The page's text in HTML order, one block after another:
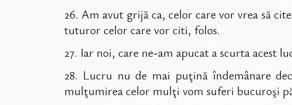
26. Am avut grijă ca, celor care vor vrea să
tuturor celor care vor citi, folos.
27. Iar noi, care ne-am apucat a scurta acest
28. Lucru nu de mai puţină îndemânare
mulţumirea celor mulţi vom suferi bucuroşi